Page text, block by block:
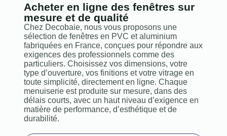
Acheter en ligne des fenêtres sur
mesure et de qualité
Chez Decobaie, nous vous proposons une
sélection de fenêtres en PVC et aluminium
fabriquées en France, conçues pour répondre aux
exigences des professionnels comme des
particuliers. Choisissez vos dimensions, votre
type d’ouverture, vos finitions et votre vitrage en
toute simplicité, directement en ligne. Chaque
menuiserie est produite sur mesure, dans des
délais courts, avec un haut niveau d’exigence en
matière de performance, d’esthétique et de
durabilité.